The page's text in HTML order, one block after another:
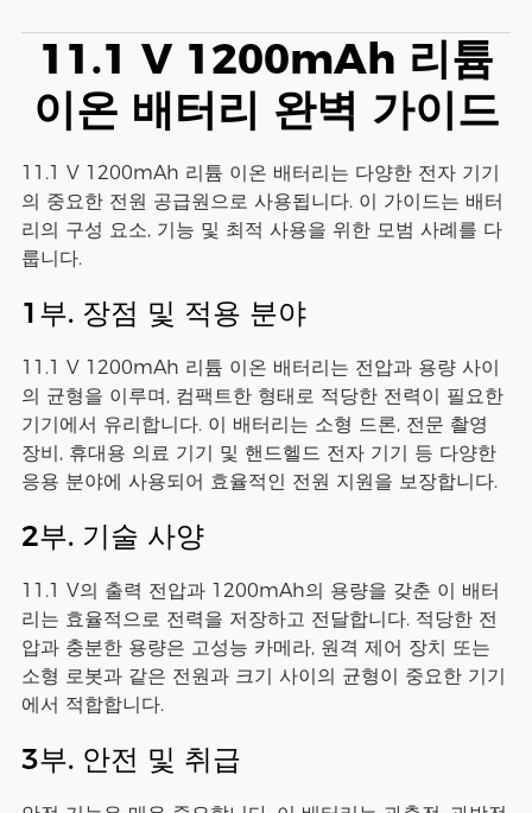
11.1 V 1200mAh 리튬
이온 배터리 완벽 가이드
11.1 V 1200mAh 리튬 이온 배터리는 다양한 전자 기기
의 중요한 전원 공급원으로 사용됩니다. 이 가이드는 배터
리의 구성 요소, 기능 및 최적 사용을 위한 모범 사례를 다
룹니다.
1부. 장점 및 적용 분야
11.1 V 1200mAh 리튬 이온 배터리는 전압과 용량 사이
의 균형을 이루며, 컴팩트한 형태로 적당한 전력이 필요한
기기에서 유리합니다. 이 배터리는 소형 드론, 전문 촬영
장비, 휴대용 의료 기기 및 핸드헬드 전자 기기 등 다양한
응용 분야에 사용되어 효율적인 전원 지원을 보장합니다.
2부. 기술 사양
11.1 V의 출력 전압과 1200mAh의 용량을 갖춘 이 배터
리는 효율적으로 전력을 저장하고 전달합니다. 적당한 전
압과 충분한 용량은 고성능 카메라, 원격 제어 장치 또는
소형 로봇과 같은 전원과 크기 사이의 균형이 중요한 기기
에서 적합합니다.
3부. 안전 및 취급